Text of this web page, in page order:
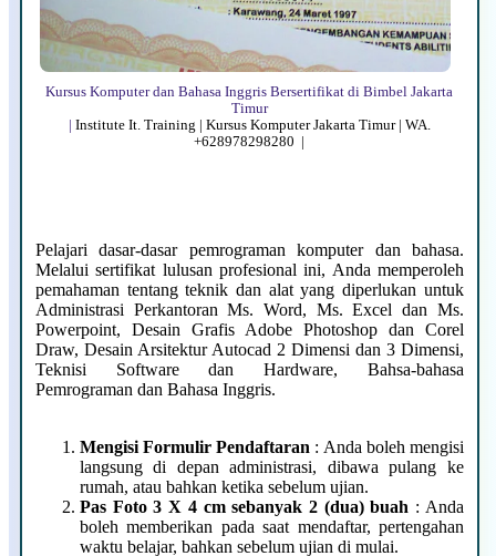
Kursus Komputer dan Bahasa Inggris Bersertifikat di Bimbel Jakarta
Timur
| Institute It. Training | Kursus Komputer Jakarta Timur | WA.
+628978298280 |
Pelajari dasar-dasar pemrograman komputer dan bahasa.
Melalui sertifikat lulusan profesional ini, Anda memperoleh
pemahaman tentang teknik dan alat yang diperlukan untuk
Administrasi Perkantoran Ms. Word, Ms. Excel dan Ms.
Powerpoint, Desain Grafis Adobe Photoshop dan Corel
Draw, Desain Arsitektur Autocad 2 Dimensi dan 3 Dimensi,
Teknisi Software dan Hardware, Bahsa-bahasa
Pemrograman dan Bahasa Inggris.
Mengisi Formulir Pendaftaran : Anda boleh mengisi
langsung di depan administrasi, dibawa pulang ke
rumah, atau bahkan ketika sebelum ujian.
Pas Foto 3 X 4 cm sebanyak 2 (dua) buah : Anda
boleh memberikan pada saat mendaftar, pertengahan
waktu belajar, bahkan sebelum ujian di mulai.